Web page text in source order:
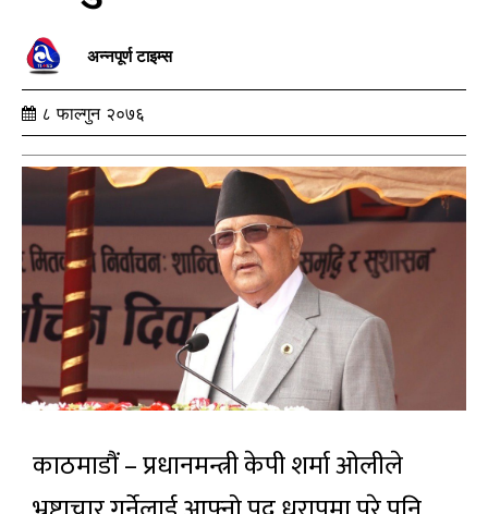
अन्नपूर्ण टाइम्स
८ फाल्गुन २०७६
काठमाडौं – प्रधानमन्त्री केपी शर्मा ओलीले